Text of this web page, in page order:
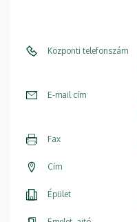
Központi telefonszám
E-mail cím
Fax
Cím
Épület